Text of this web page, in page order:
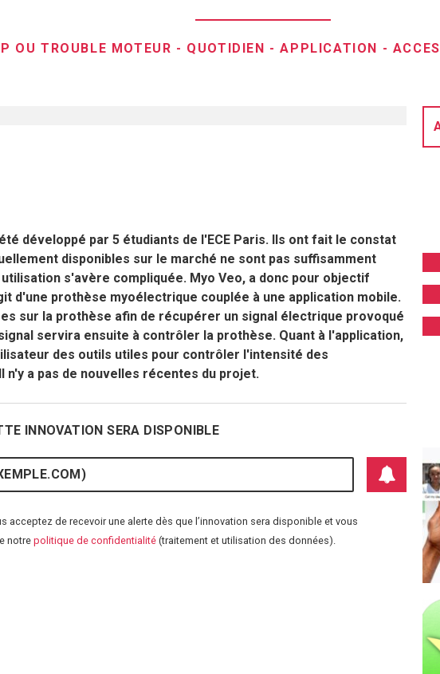
OU TROUBLE MOTEUR - QUOTIDIEN -APPLICATION -
développé par 5 étudiants de l'ECE Paris. Ils ont fait le constat
disponibles sur le marché ne sont pas suffisamment
s'avère compliquée. Myo Veo, a donc pour objectif
d'une prothèse myoélectrique couplée à une application mobile.
sur la prothèse afin de récupérer un signal électrique provoqué
servira ensuite à contrôler la prothèse. Quant à l'application,
des outils utiles pour contrôler l'intensité des
n'y a pas de nouvelles récentes du projet.
INNOVATION SERA DISPONIBLE
acceptez de recevoir une alerte dès que l’innovation sera disponible et vous
notre politique de confidentialité (traitement et utilisation des données). S'abonner aux